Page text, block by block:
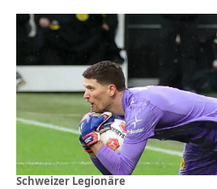
Schweizer Legionäre